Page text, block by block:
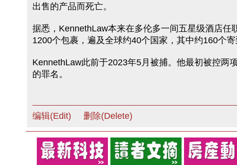
出售的产品而死亡。
据悉，KennethLaw本来在多伦多一间五星级酒店任
1200个包裹，遍及全球约40个国家，其中约160个寄
KennethLaw此前于2023年5月被捕。他最初被控两
的罪名。
编辑(Edit) 删除(Delete)